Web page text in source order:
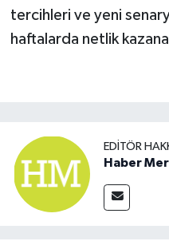
tercihleri ve yeni
haftalarda netlik
EDITÖR
Haber